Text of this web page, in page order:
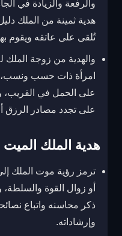
والرفعة والزيادة في
هدية ثمينة من الملك
تُلقى على عاتقه ويقوم
والهدية من زوجة الملك
امرأة ذات حسب ونسب،
على الحمل في القريب،
على تجدد مصادر الرزق
هدية الملك الميت
ترمز رؤية موت الملك
أو زوال القوة
ذكر محاسنه واتباع
وإرشاداته.